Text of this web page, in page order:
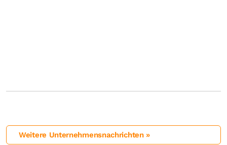
Weitere Unternehmensnachrichten »